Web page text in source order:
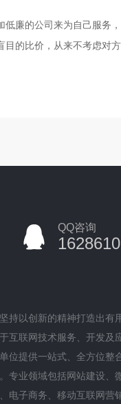
廉的公司来为自己服务
的比价，从来不考虑对
QQ咨询
持以创新的精神打造出有
互联网技术服务、开发及
位提供一站式、全方位整
专业领域包括网站建设、
电子商务、移动互联网营